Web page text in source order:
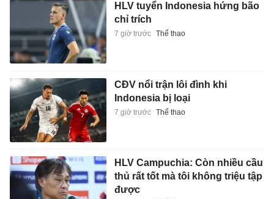
HLV tuyển Indonesia hứng bão
chỉ trích
7 giờ trước Thể thao
CĐV nổi trận lôi đình khi
Indonesia bị loại
7 giờ trước Thể thao
HLV Campuchia: Còn nhiều cầu
thủ rất tốt mà tôi không triệu tập
được